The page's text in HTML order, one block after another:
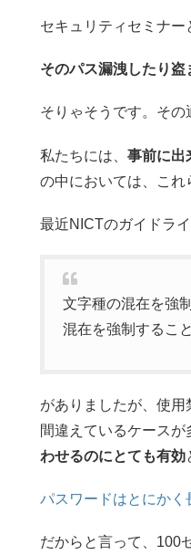
セキュリティセミナー
そのパス漏洩したり盗
そりゃそうです。その
私たちには、 事前に出
の中においては、これ
最近NICTのガイドラ
文字種の混在を強
混在を強制するこ
がありましたが、使
間違えているケースが
わせるのにとても有効
パスワードはとにかく
だからと言って、100